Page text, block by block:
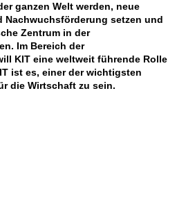
ganzen Welt werden, neue
Nachwuchsförderung setzen und
Zentrum in der
Im Bereich der
KIT eine weltweit führende Rolle
ist es, einer der wichtigsten
die Wirtschaft zu sein.